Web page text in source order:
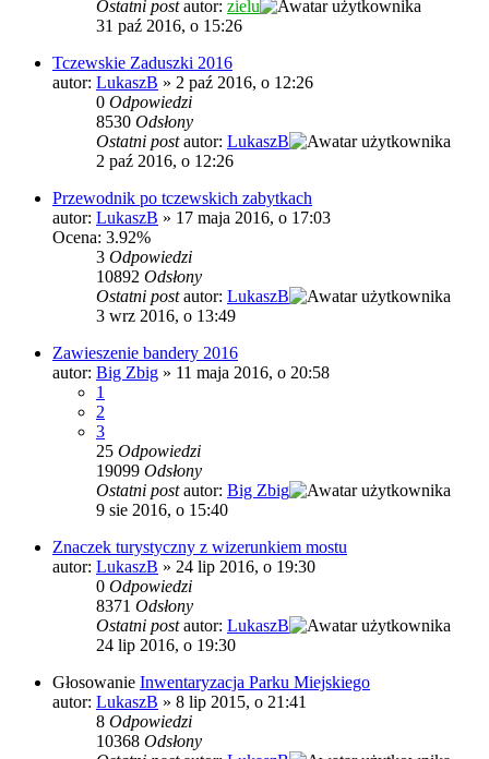
Ostatni postautor: zielu
31 paź 2016, o 15:26
Tczewskie Zaduszki 2016
autor: LukaszB » 2 paź 2016, o 12:26
0 Odpowiedzi
8530 Odsłony
Ostatni postautor: LukaszB
2 paź 2016, o 12:26
Przewodnik po tczewskich zabytkach
autor: LukaszB » 17 maja 2016, o 17:03
Ocena: 3.92%
3 Odpowiedzi
10892 Odsłony
Ostatni postautor: LukaszB
3 wrz 2016, o 13:49
Zawieszenie bandery 2016
autor: Big Zbig » 11 maja 2016, o 20:58
1
2
3
25 Odpowiedzi
19099 Odsłony
Ostatni postautor: Big Zbig
9 sie 2016, o 15:40
Znaczek turystyczny z wizerunkiem mostu
autor: LukaszB » 24 lip 2016, o 19:30
0 Odpowiedzi
8371 Odsłony
Ostatni postautor: LukaszB
24 lip 2016, o 19:30
Głosowanie Inwentaryzacja Parku Miejskiego
autor: LukaszB » 8 lip 2015, o 21:41
8 Odpowiedzi
10368 Odsłony